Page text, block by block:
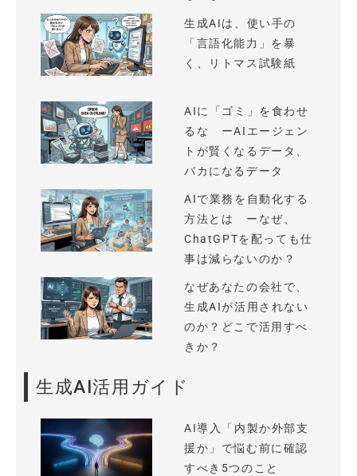
生成AIは、使い手の
「言語化能力」を暴
く、リトマス試験紙
AIに「ゴミ」を食わせ
るな ーAIエージェン
トが賢くなるデータ、
バカになるデータ
AIで業務を自動化する
方法とは ーなぜ、
ChatGPTを配っても仕
事は減らないのか？
なぜあなたの会社で、
生成AIが活用されない
のか？どこで活用すべ
きか？
生成AI活用ガイド
AI導入「内製か外部支
援か」で悩む前に確認
すべき5つのこと